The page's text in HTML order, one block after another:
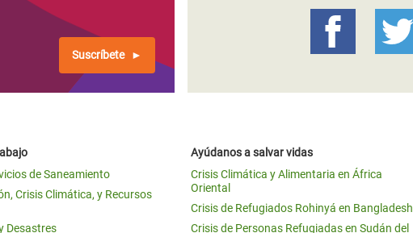
Oriental
de Personas Refugiadas
del Sur
Siria
Yemen
Suscríbete
de Saneamiento
Crisis Climática, y Recursos
Desastres
Ayúdanos a salvar vidas
Crisis Climática y Alimentaria en África
Oriental
Crisis de Refugiados Rohinyá en Bangladesh
Crisis de Personas Refugiadas en Sudán del